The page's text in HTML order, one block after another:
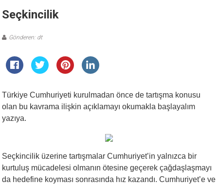
Seçkincilik
Gönderen: dt
Türkiye Cumhuriyeti kurulmadan önce de tartışma konusu
olan bu kavrama ilişkin açıklamayı okumakla başlayalım
yazıya.
Seçkincilik üzerine tartışmalar Cumhuriyet’in yalnızca bir
kurtuluş mücadelesi olmanın ötesine geçerek çağdaşlaşmayı
da hedefine koyması sonrasında hız kazandı. Cumhuriyet’e ve